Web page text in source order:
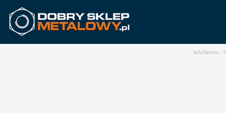
InfoSerwis -